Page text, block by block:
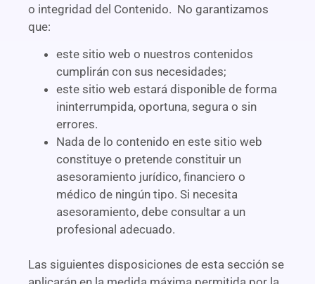
o integridad del Contenido. No garantizamos
que:
este sitio web o nuestros contenidos
cumplirán con sus necesidades;
este sitio web estará disponible de forma
ininterrumpida, oportuna, segura o sin
errores.
Nada de lo contenido en este sitio web
constituye o pretende constituir un
asesoramiento jurídico, financiero o
médico de ningún tipo. Si necesita
asesoramiento, debe consultar a un
profesional adecuado.
Las siguientes disposiciones de esta sección se